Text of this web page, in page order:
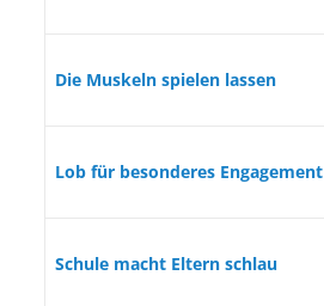
Die Muskeln spielen lassen
Lob für besonderes Engagement
Schule macht Eltern schlau